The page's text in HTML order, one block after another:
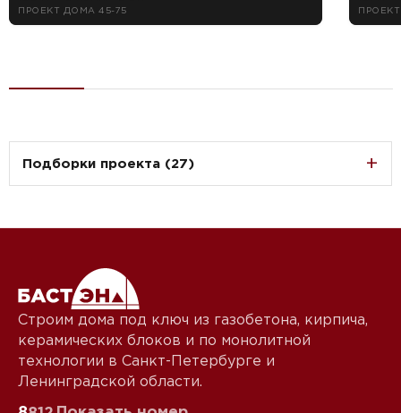
ПРОЕКТ ДОМА 45-75
Подборки проекта (27)
Строим дома под ключ из газобетона, кирпича,
керамических блоков и по монолитной
технологии в Санкт-Петербурге и
Ленинградской области.